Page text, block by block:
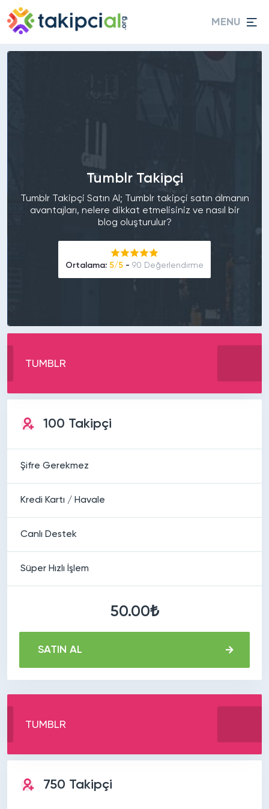
MENU
Tumblr Takipçi
Tumblr Takipçi Satın Al; Tumblr takipçi satın almanın
avantajları, nelere dikkat etmelisiniz ve nasıl bir
blog oluşturulur?
Ortalama: 5/5 - 90 Değerlendirme
TUMBLR
100 Takipçi
Şifre Gerekmez
Kredi Kartı / Havale
Canlı Destek
Süper Hızlı İşlem
50.00₺
SATIN AL
TUMBLR
750 Takipçi